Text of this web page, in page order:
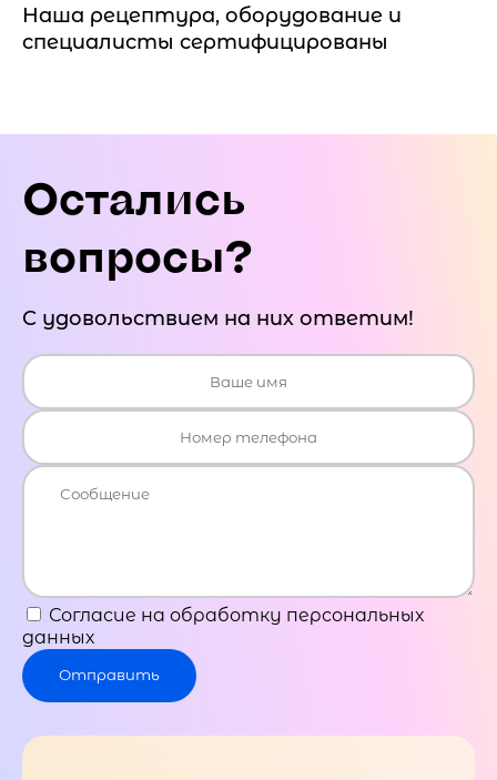
Наша рецептура, оборудование и
специалисты сертифицированы
Остались
вопросы?
С удовольствием на них ответим!
Согласие на обработку персональных
данных
Отправить